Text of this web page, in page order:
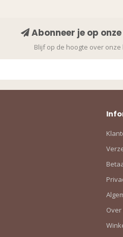
Abonneer je op
Blijf op de hoogte over